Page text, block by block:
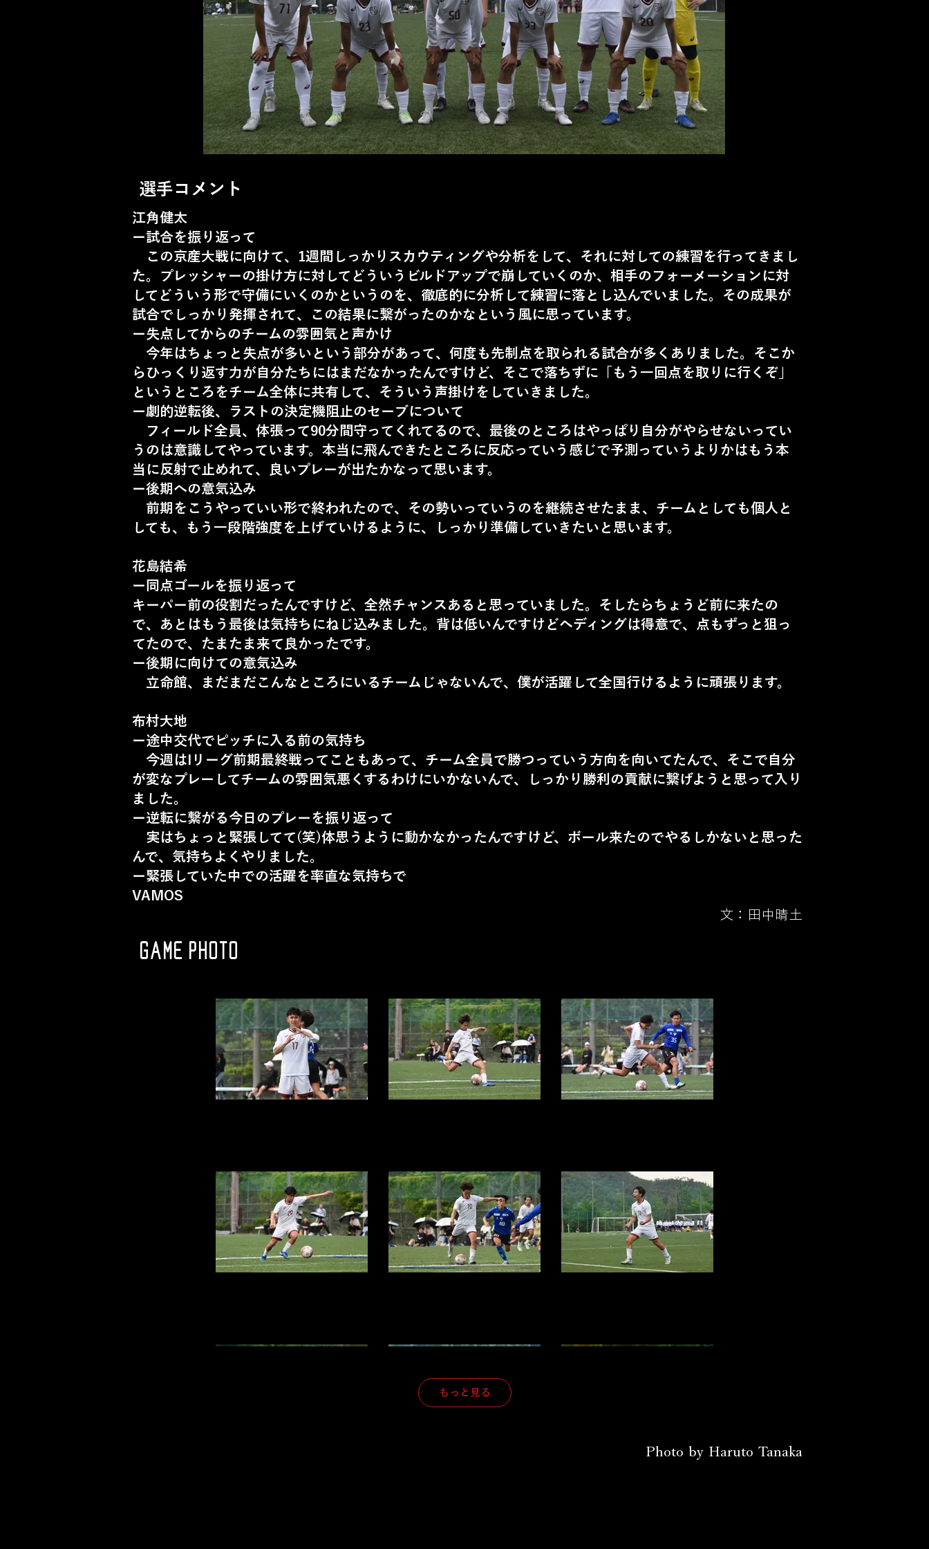
選手コメント
江角健太
ー試合を振り返って
この京産大戦に向けて、1週間しっかりスカウティングや分析をして、それに対しての練習を行ってきまし
た。プレッシャーの掛け方に対してどういうビルドアップで崩していくのか、相手のフォーメーションに対
してどういう形で守備にいくのかというのを、徹底的に分析して練習に落とし込んでいました。その成果が
試合でしっかり発揮されて、この結果に繋がったのかなという風に思っています。
ー失点してからのチームの雰囲気と声かけ
今年はちょっと失点が多いという部分があって、何度も先制点を取られる試合が多くありました。そこか
らひっくり返す力が自分たちにはまだなかったんですけど、そこで落ちずに「もう一回点を取りに行くぞ」
というところをチーム全体に共有して、そういう声掛けをしていきました。
ー劇的逆転後、ラストの決定機阻止のセーブについて
フィールド全員、体張って90分間守ってくれてるので、最後のところはやっぱり自分がやらせないってい
うのは意識してやっています。本当に飛んできたところに反応っていう感じで予測っていうよりかはもう本
当に反射で止めれて、良いプレーが出たかなって思います。
ー後期への意気込み
前期をこうやっていい形で終われたので、その勢いっていうのを継続させたまま、チームとしても個人と
しても、もう一段階強度を上げていけるように、しっかり準備していきたいと思います。
花島結希
ー同点ゴールを振り返って
キーパー前の役割だったんですけど、全然チャンスあると思っていました。そしたらちょうど前に来たの
で、あとはもう最後は気持ちにねじ込みました。背は低いんですけどヘディングは得意で、点もずっと狙っ
てたので、たまたま来て良かったです。
ー後期に向けての意気込み
立命館、まだまだこんなところにいるチームじゃないんで、僕が活躍して全国行けるように頑張ります。
布村大地
ー途中交代でピッチに入る前の気持ち
今週はIリーグ前期最終戦ってこともあって、チーム全員で勝つっていう方向を向いてたんで、そこで自分
が変なプレーしてチームの雰囲気悪くするわけにいかないんで、しっかり勝利の貢献に繋げようと思って入り
ました。
ー逆転に繋がる今日のプレーを振り返って
実はちょっと緊張してて(笑)体思うように動かなかったんですけど、ボール来たのでやるしかないと思った
んで、気持ちよくやりました。
ー緊張していた中での活躍を率直な気持ちで
VAMOS
文：田中晴土
GAME PHOTO
もっと見る
Photo by Haruto Tanaka